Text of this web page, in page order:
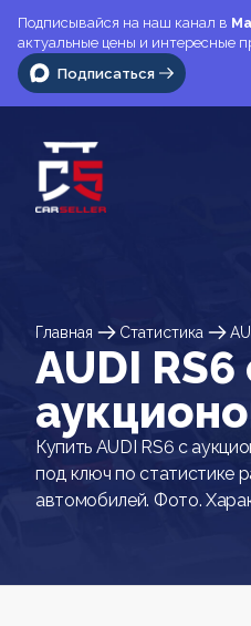
Подписывайся на наш канал в
актуальные цены и интересные
Подписаться
Главная Статистика
AUDI RS6
Купить AUDI RS6 с
под ключ по статистике
автомобилей. Фото.